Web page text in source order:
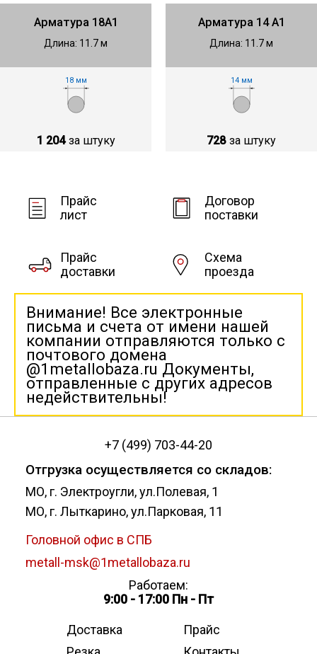
Арматура 18А1
Длина: 11.7 м
18 мм
1 204 за штуку
Арматура 14 А1
Длина: 11.7 м
14 мм
728 за штуку
Прайс
лист
Договор
поставки
Прайс
доставки
Схема
проезда
Внимание! Все электронные
письма и счета от имени нашей
компании отправляются только с
почтового домена
@1metallobaza.ru Документы,
отправленные с других адресов
недействительны!
+7 (499) 703-44-20
Отгрузка осуществляется со складов:
МО, г. Электроугли, ул.Полевая, 1
МО, г. Лыткарино, ул.Парковая, 11
Головной офис в СПБ
metall-msk@1metallobaza.ru
Работаем:
9:00 - 17:00 Пн - Пт
Доставка
Прайс